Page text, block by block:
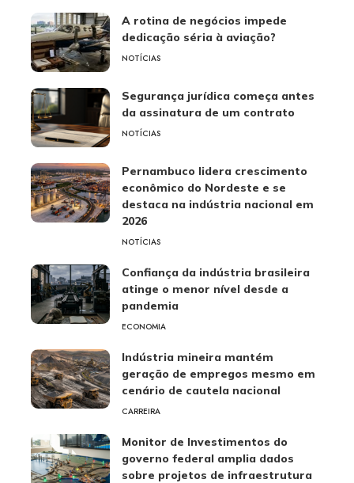
A rotina de negócios impede
dedicação séria à aviação?
NOTÍCIAS
Segurança jurídica começa antes
da assinatura de um contrato
NOTÍCIAS
Pernambuco lidera crescimento
econômico do Nordeste e se
destaca na indústria nacional em
2026
NOTÍCIAS
Confiança da indústria brasileira
atinge o menor nível desde a
pandemia
ECONOMIA
Indústria mineira mantém
geração de empregos mesmo em
cenário de cautela nacional
CARREIRA
Monitor de Investimentos do
governo federal amplia dados
sobre projetos de infraestrutura